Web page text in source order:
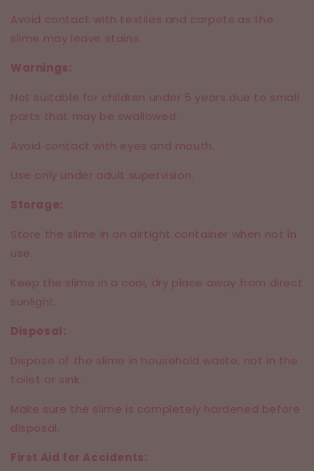
Avoid contact with textiles and carpets as the
slime may leave stains.
Warnings:
Not suitable for children under 5 years due to small
parts that may be swallowed.
Avoid contact with eyes and mouth.
Use only under adult supervision.
Storage:
Store the slime in an airtight container when not in
use.
Keep the slime in a cool, dry place away from direct
sunlight.
Disposal:
Dispose of the slime in household waste, not in the
toilet or sink.
Make sure the slime is completely hardened before
disposal.
First Aid for Accidents: